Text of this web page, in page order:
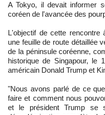
A Tokyo, il devait informer
coréen de l'avancée des
L'objectif de cette rencontre
une feuille de route détaillée
de la péninsule coréenne,
historique de Singapour, le
américain Donald Trump et
"Nous avons parlé de ce
faire et comment nous
et le président Trump se